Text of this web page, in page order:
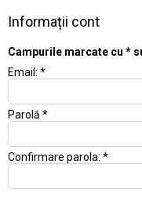
Informații cont
Campurile marcate cu *
Email: *
Parolă *
Confirmare parola: *